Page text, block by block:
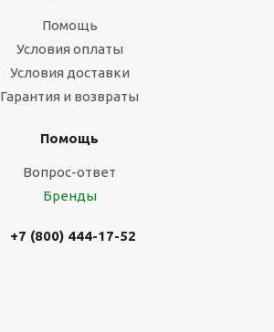
Помощь
Условия оплаты
Условия доставки
Гарантия и возвраты
Помощь
Вопрос-ответ
Бренды
+7 (800) 444-17-52